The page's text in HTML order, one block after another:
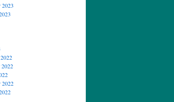
2023
2022
2022